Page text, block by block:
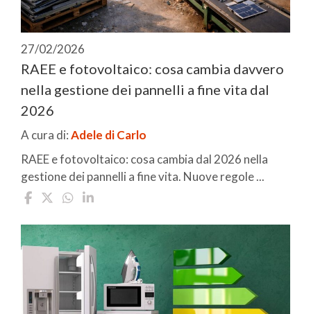
27/02/2026
RAEE e fotovoltaico: cosa cambia davvero
nella gestione dei pannelli a fine vita dal
2026
A cura di:Adele di Carlo
RAEE e fotovoltaico: cosa cambia dal 2026 nella
gestione dei pannelli a fine vita. Nuove regole ...